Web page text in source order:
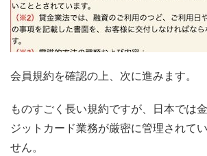
会員規約を確認の上、次に進みます。
ものすごく長い規約ですが、日本では
ジットカード業務が厳密に管理されて
せん。